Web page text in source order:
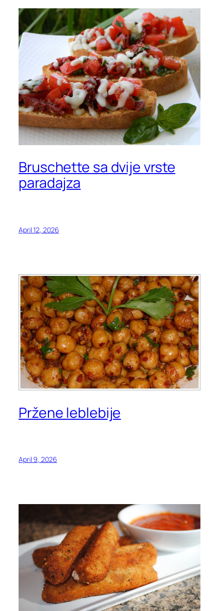
Bruschette sa dvije vrste
paradajza
April 12, 2026
Pržene leblebije
April 9, 2026